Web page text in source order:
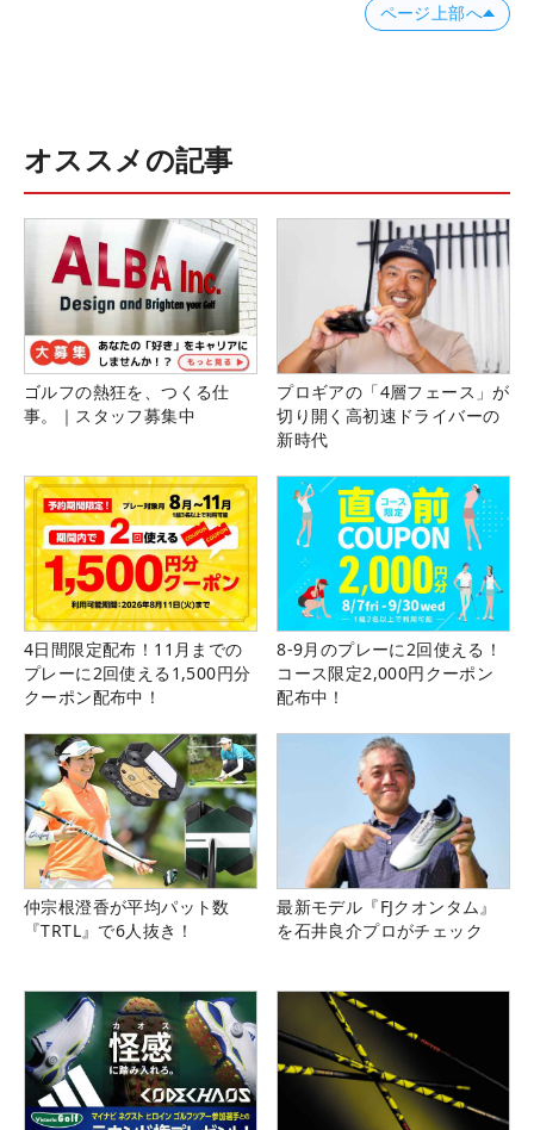
ページ上部へ
オススメの記事
ゴルフの熱狂を、つくる仕
事。｜スタッフ募集中
プロギアの「4層フェース」が
切り開く高初速ドライバーの
新時代
4日間限定配布！11月までの
プレーに2回使える1,500円分
クーポン配布中！
8-9月のプレーに2回使える！
コース限定2,000円クーポン
配布中！
仲宗根澄香が平均パット数
『TRTL』で6人抜き！
最新モデル『FJクオンタム』
を石井良介プロがチェック